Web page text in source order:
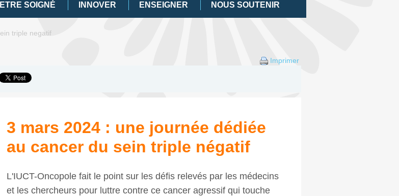
ETRE SOIGNÉ INNOVER ENSEIGNER NOUS SOUTENIR
triple negatif
Imprimer
3 mars 2024 : une journée dédiée
au cancer du sein triple négatif
L'IUCT-Oncopole fait le point sur les défis relevés par les médecins
et les chercheurs pour luttre contre ce cancer agressif qui touche